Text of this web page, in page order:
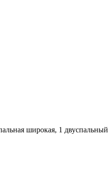
широкая, 1 двуспальный